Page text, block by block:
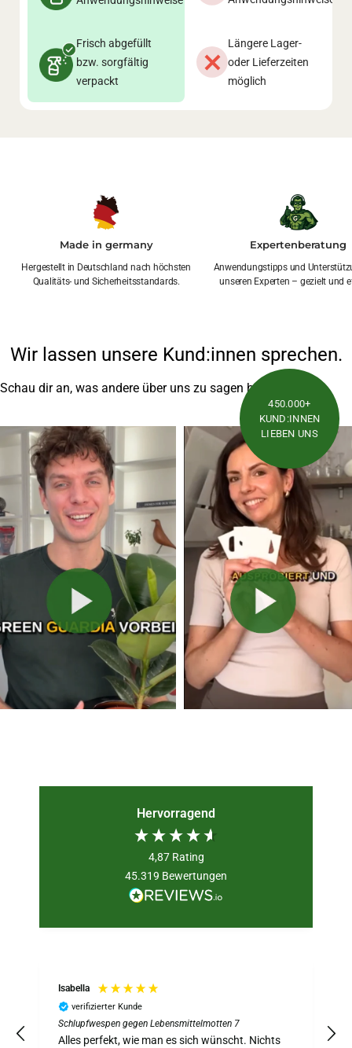
Frisch abgefüllt
bzw. sorgfältig
verpackt
Längere Lager-
oder Lieferzeiten
möglich
Made in germany
Hergestellt in Deutschland nach höchsten
Qualitäts- und Sicherheitsstandards.
Expertenberatung
Anwendungstipps und
unseren Experten – gezielt und
Wir lassen unsere Kund:innen sprechen.
Schau dir an, was andere über uns zu sagen haben
450.000+
KUND:INNEN
LIEBEN UNS
Hervorragend
4,87 Rating
45.319 Bewertungen
Isabella
verifizierter Kunde
Schlupfwespen gegen Lebensmittelmotten 7
Alles perfekt, wie man es sich wünscht. Nichts